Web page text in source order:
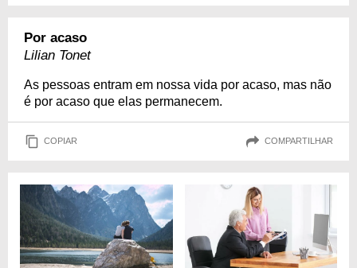
Por acaso
Lilian Tonet
As pessoas entram em nossa vida por acaso, mas não
é por acaso que elas permanecem.
COPIAR COMPARTILHAR